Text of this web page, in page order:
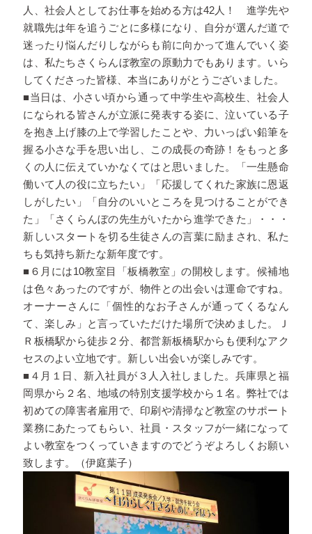
人、社会人としてお仕事を始める方は42人！ 進学先や
就職先は年を追うごとに多様になり、自分が選んだ道で
迷ったり悩んだりしながらも前に向かって進んでいく姿
は、私たちさくらんぼ教室の原動力でもあります。いら
してくださった皆様、本当にありがとうございました。
■当日は、小さい頃から通って中学生や高校生、社会人
になられる皆さんが立派に発表する姿に、泣いている子
を抱き上げ膝の上で学習したことや、力いっぱい鉛筆を
握る小さな手を思い出し、この成長の奇跡！をもっと多
くの人に伝えていかなくてはと思いました。「一生懸命
働いて人の役に立ちたい」「応援してくれた家族に恩返
しがしたい」「自分のいいところを見つけることができ
た」「さくらんぼの先生がいたから進学できた」・・・
新しいスタートを切る生徒さんの言葉に励まされ、私た
ちも気持ち新たな新年度です。
■６月には10教室目「板橋教室」の開校します。候補地
は色々あったのですが、物件との出会いは運命ですね。
オーナーさんに「個性的なお子さんが通ってくるなん
て、楽しみ」と言っていただけた場所で決めました。Ｊ
Ｒ板橋駅から徒歩２分、都営新板橋駅からも便利なアク
セスのよい立地です。新しい出会いが楽しみです。
■４月１日、新入社員が３人入社しました。兵庫県と福
岡県から２名、地域の特別支援学校から１名。弊社では
初めての障害者雇用で、印刷や清掃など教室のサポート
業務にあたってもらい、社員・スタッフが一緒になって
よい教室をつくっていきますのでどうぞよろしくお願い
致します。（伊庭葉子）